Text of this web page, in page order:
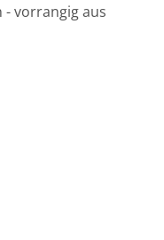
vorrangig aus